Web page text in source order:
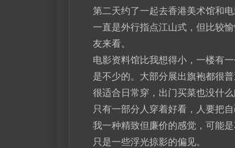
第二天约了一起去香港美术馆和
一直是外行指点江山式，但比较
友来看。
电影资料馆比我想得小，一楼有
是不少的。大部分展出旗袍都很
很适合日常穿，出门买菜也没什
只有一部分人穿着好看，人要把
我一种精致但廉价的感觉，可能
只是一些浮光掠影的偏见。